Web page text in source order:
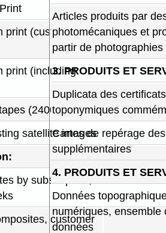
print (customer
print (including
(2400 ft.)
satellite images
by subscription,
customer
Articles produits par
photomécaniques et
partir de
3.PRODUITS ET
Duplicata des certificats
toponymiques
Cartes de repérage
supplémentaires
4. PRODUITS ET
Données
numériques, ensemble
données